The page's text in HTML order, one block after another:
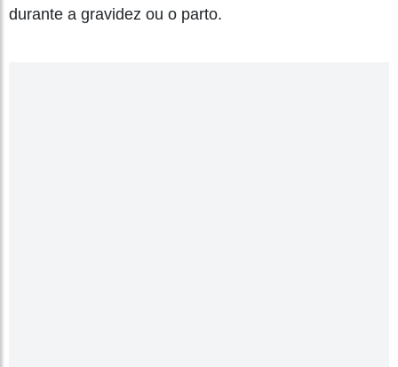
durante a gravidez ou o parto.